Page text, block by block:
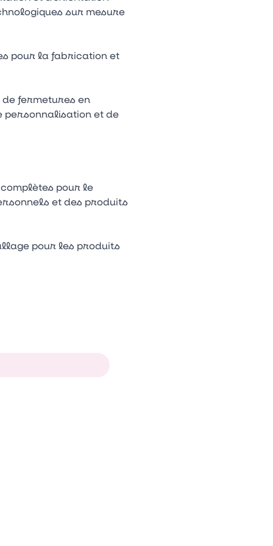
sur mesure
pour la fabrication et
de fermetures en
personnalisation et de
complètes pour le
et des produits
pour les produits